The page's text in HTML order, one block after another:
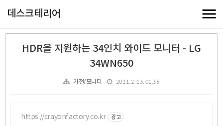
데스크테리어
HDR을 지원하는 34인치 와이드 모니터 - LG
34WN650
가전/모니터 2021. 2. 13. 01:35
https://crayonfactory.co.kr 광고